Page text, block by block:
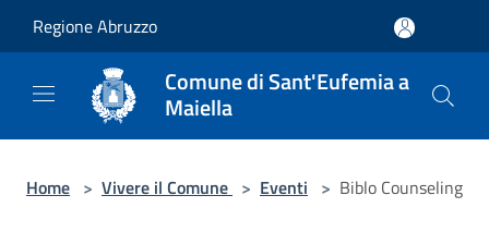
Regione Abruzzo
Comune di Sant'Eufemia a
Maiella
Home > Vivere il Comune > Eventi > Biblo Counseling